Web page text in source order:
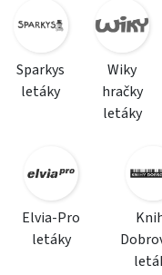
Sparkys
letáky
Wiky
hračky
letáky
Elvia-Pro
letáky